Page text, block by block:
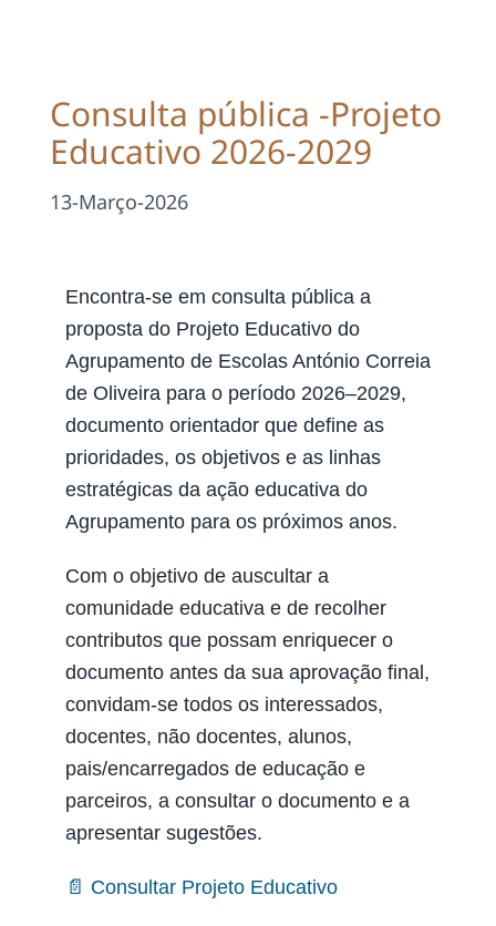
Área Reservada
Pesquisar
Consulta pública -Projeto
Educativo 2026-2029
13-Março-2026
Encontra-se em consulta pública a
proposta do Projeto Educativo do
Agrupamento de Escolas António Correia
de Oliveira para o período 2026–2029,
documento orientador que define as
prioridades, os objetivos e as linhas
estratégicas da ação educativa do
Agrupamento para os próximos anos.
Com o objetivo de auscultar a
comunidade educativa e de recolher
contributos que possam enriquecer o
documento antes da sua aprovação final,
convidam-se todos os interessados,
docentes, não docentes, alunos,
pais/encarregados de educação e
parceiros, a consultar o documento e a
apresentar sugestões.
📄 Consultar Projeto Educativo